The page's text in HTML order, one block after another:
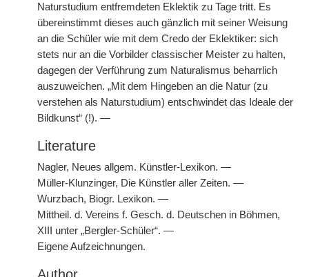
Naturstudium entfremdeten Eklektik zu Tage tritt. Es
übereinstimmt dieses auch gänzlich mit seiner Weisung
an die Schüler wie mit dem Credo der Eklektiker: sich
stets nur an die Vorbilder classischer Meister zu halten,
dagegen der Verführung zum Naturalismus beharrlich
auszuweichen. „Mit dem Hingeben an die Natur (zu
verstehen als Naturstudium) entschwindet das Ideale der
Bildkunst“ (!). —
Literature
Nagler, Neues allgem. Künstler-Lexikon. —
Müller-Klunzinger, Die Künstler aller Zeiten. —
Wurzbach, Biogr. Lexikon. —
Mittheil. d. Vereins f. Gesch. d. Deutschen in Böhmen,
XIII unter „Bergler-Schüler“. —
Eigene Aufzeichnungen.